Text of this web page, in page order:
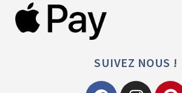
SUIVEZ NOUS !